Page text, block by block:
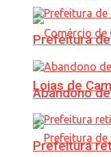
Lojas de
Prefeitura
Abandono
Prefeitura